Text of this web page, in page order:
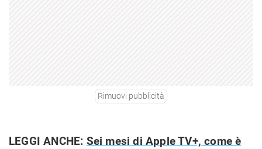
Rimuovi pubblicità
LEGGI ANCHE: Sei mesi di Apple TV+, come è